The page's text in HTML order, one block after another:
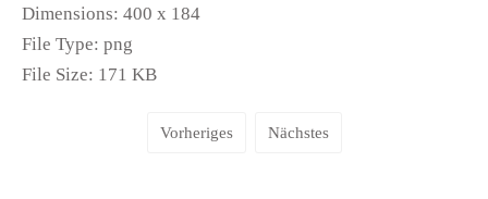
Dimensions: 400 x 184
File Type: png
File Size: 171 KB
Vorheriges Nächstes